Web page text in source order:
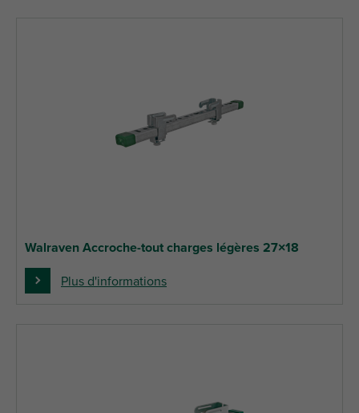
Walraven Accroche-tout charges légères 27×18
Plus d'informations